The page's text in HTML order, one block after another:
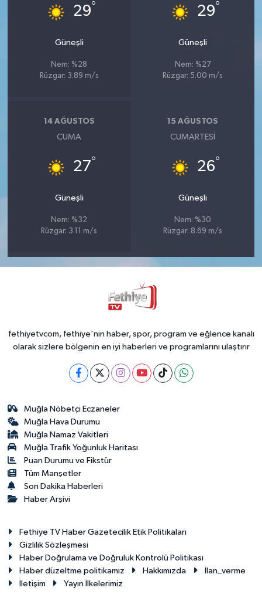
29°
Güneşli
Nem: %28
Rüzgar: 3.89 m/s
29°
Güneşli
Nem: %27
Rüzgar: 5.00 m/s
14 AĞUSTOS
CUMA
27°
Güneşli
Nem: %32
Rüzgar: 3.11 m/s
15 AĞUSTOS
CUMARTESI
26°
Güneşli
Nem: %30
Rüzgar: 8.69 m/s
fethiyetvcom, fethiye'nin haber, spor, program ve eğlence kanalı
olarak sizlere bölgenin en iyi haberleri ve programlarını ulaştırır
Muğla Nöbetçi Eczaneler
Muğla Hava Durumu
Muğla Namaz Vakitleri
Muğla Trafik Yoğunluk Haritası
Puan Durumu ve Fikstür
Tüm Manşetler
Son Dakika Haberleri
Haber Arşivi
Fethiye TV Haber Gazetecilik Etik Politikaları
Gizlilik Sözleşmesi
Haber Doğrulama ve Doğruluk Kontrolü Politikası
Haber düzeltme politikamız
Hakkımızda
İlan_verme
İletişim
Yayın İlkelerimiz